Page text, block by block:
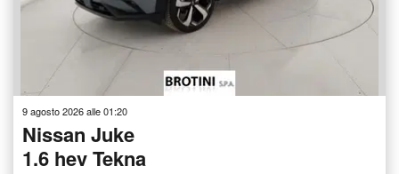
9 agosto 2026 alle 01:20
Nissan Juke
1.6 hev Tekna